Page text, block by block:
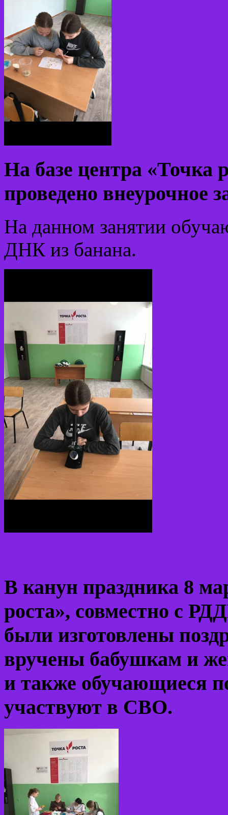
На базе центра «Точка
проведено внеурочное
На данном занятии
ДНК из банана.
В канун праздника 8
роста», совместно с
были изготовлены
вручены бабушкам и
и также обучающиеся
участвуют в СВО.